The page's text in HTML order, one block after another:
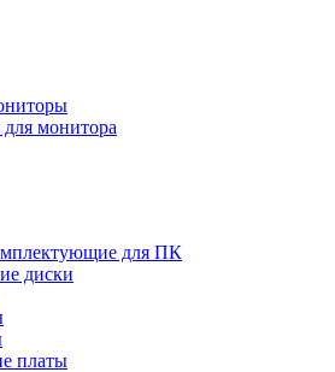
монитора
для ПК
диски
платы